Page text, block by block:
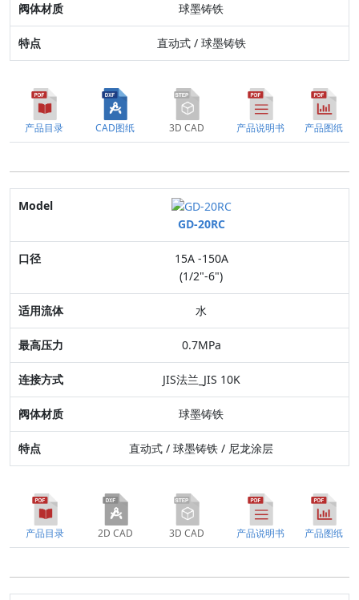
球墨铸铁
直动式 / 球墨铸铁
产品目录 CAD图纸 3D CAD 产品说明书 产品图纸
Model
口径
适用流体
最高压力
连接方式
阀体材质
特点
GD-20RC
15A -150A
(1/2"-6")
水
0.7MPa
JIS法兰_JIS 10K
球墨铸铁
直动式 / 球墨铸铁 / 尼龙涂层
产品目录 2D CAD 3D CAD 产品说明书 产品图纸